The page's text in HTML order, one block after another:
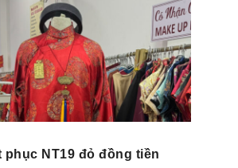
phục NT19 đỏ đồng tiền